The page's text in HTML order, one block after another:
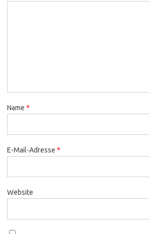
Name *
E-Mail-Adresse *
Website